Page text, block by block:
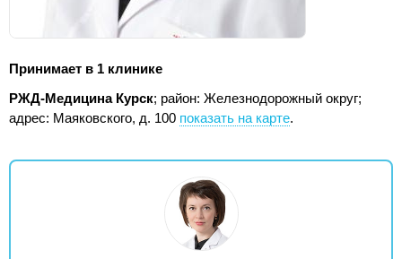
Принимает в 1 клинике
РЖД-Медицина Курск; район: Железнодорожный округ;
адрес: Маяковского, д. 100 показать на карте.